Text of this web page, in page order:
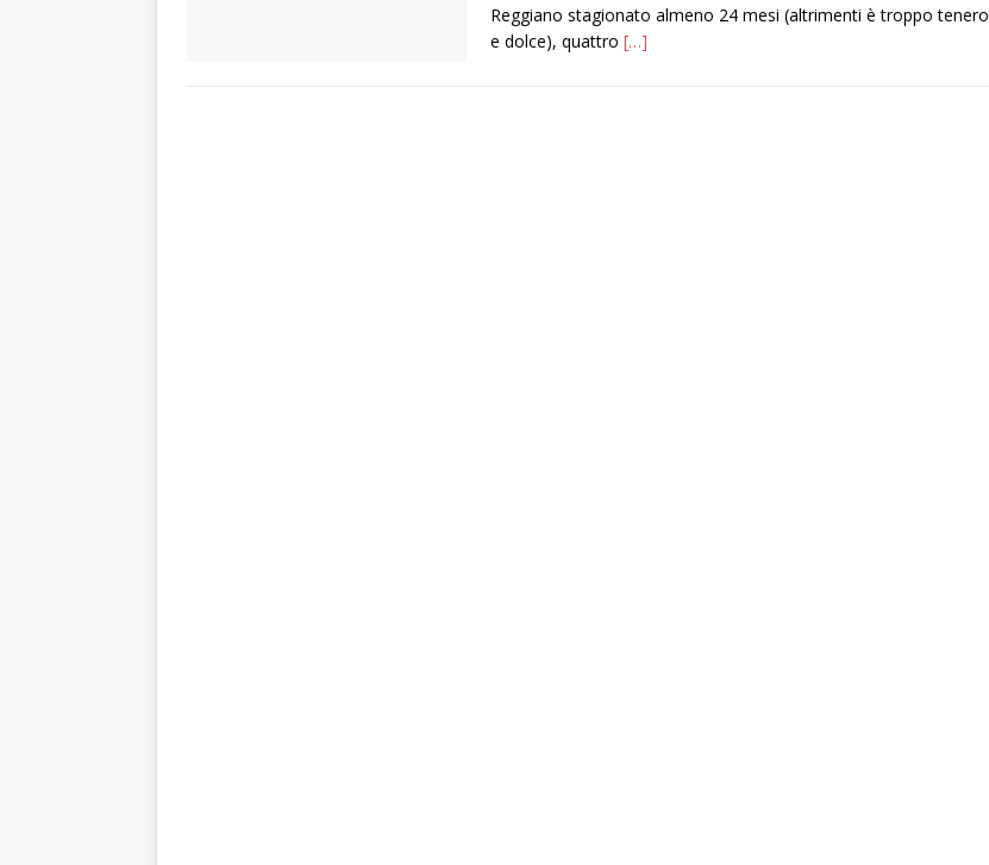
Reggiano stagionato almeno 24 mesi (altrimenti è troppo tenero
e dolce), quattro […]